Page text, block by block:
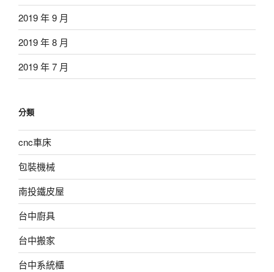
2019 年 9 月
2019 年 8 月
2019 年 7 月
分類
cnc車床
包裝機械
南投鐵皮屋
台中廚具
台中搬家
台中系統櫃